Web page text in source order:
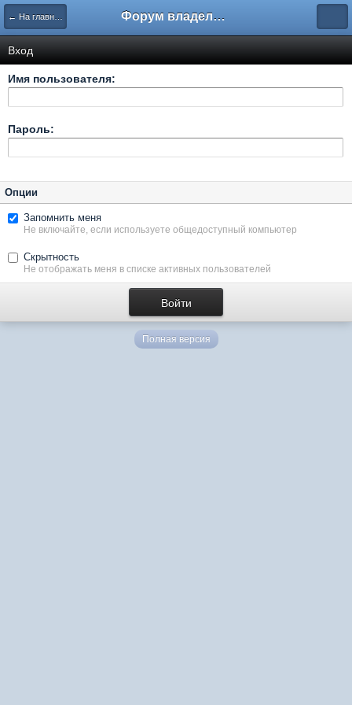
← На главную Форум владельцев интернет-магазинов
Вход
Имя пользователя:
Пароль:
Опции
Запомнить меня
Не включайте, если используете общедоступный компьютер
Скрытность
Не отображать меня в списке активных пользователей
Полная версия